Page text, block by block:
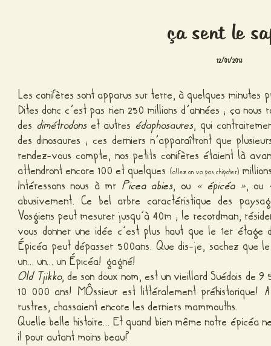
ça sent le
12/01/2013
Lesconifères sont apparus sur terre, à quelques minutes
Dites donc c’est pas rien 250 millions d’années ; ça
des dimétrodonset autresédaphosaures, qui
des dinosaures ; ces derniers n’apparaîtront que
rendez-vous compte, nos petits conifères étaient là
attendront encore 100 et quelques (allez on va pas chipoter)
Intéressons nous à mr Picea abies, ou « épicéa », ou
abusivement. Ce bel arbre caractéristique des
Vosgiens peut mesurer jusqu’à 40m ;le recordman,
vous donner une idée c’est plus haut que le 1er
Épicéa peut dépasser 500ans. Que dis-je, sachez que
un… un… un Épicéa! gagné!
Old Tjikko, de son doux nom, est un vieillard Suédois de
10 000 ans! MÔssieur est littéralement préhistorique!
rustres, chassaient encore les derniers mammouths.
Quelle belle histoire… Et quand bien même notre épicéa
il pour autant moins beau?